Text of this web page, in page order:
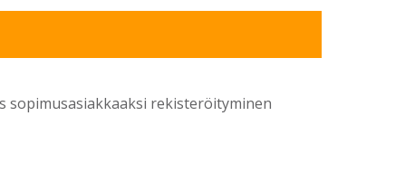
sopimusasiakkaaksi rekisteröityminen